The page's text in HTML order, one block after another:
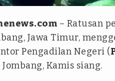
– Ratusan
Jawa Timur,
Pengadilan Negeri (
Jombang, Kamis siang.